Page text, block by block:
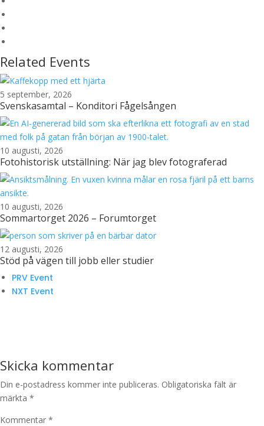
Related Events
5 september, 2026
Svenskasamtal – Konditori Fågelsången
10 augusti, 2026
Fotohistorisk utställning: När jag blev fotograferad
10 augusti, 2026
Sommartorget 2026 – Forumtorget
12 augusti, 2026
Stöd på vägen till jobb eller studier
PRV Event
NXT Event
Skicka kommentar
Din e-postadress kommer inte publiceras. Obligatoriska fält är
märkta *
Kommentar *